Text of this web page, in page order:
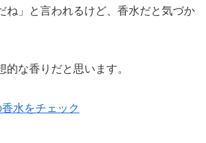
ね」と言われるけど、香水だと気づか
的な香りだと思います。
水をチェック